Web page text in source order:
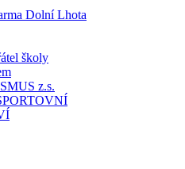
Dolní Lhota
školy
z.s.